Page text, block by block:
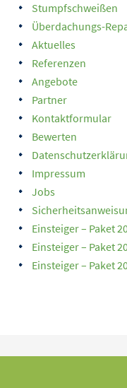
Stumpfschweißen
Überdachungs-
Aktuelles
Referenzen
Angebote
Partner
Kontaktformular
Bewerten
Impressum
Jobs
Einsteiger – Paket
Einsteiger – Paket
Einsteiger – Paket